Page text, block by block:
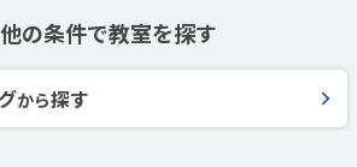
の条件で教室を探す
から探す